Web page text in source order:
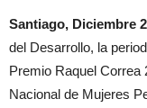
Santiago, Diciembre
del Desarrollo, la
Premio Raquel Correa
Nacional de Mujeres